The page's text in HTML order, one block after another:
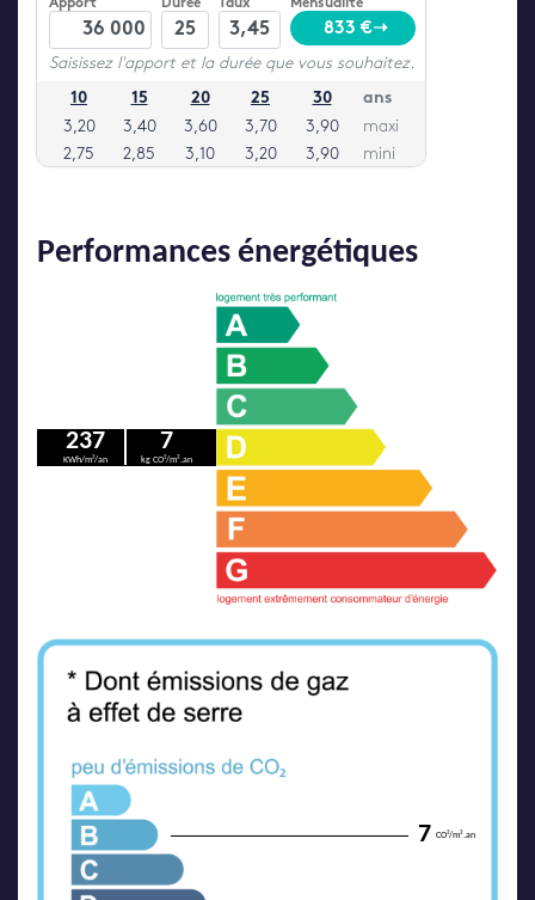
Performances énergétiques
237
KWh/m²/an
7
kg CO²/m².an
7 CO²/m².an